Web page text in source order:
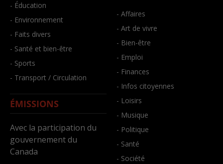
- Éducation
- Environnement
- Faits divers
- Santé et bien-être
- Sports
- Transport / Circulation
ÉMISSIONS
Avec la participation du
gouvernement du
Canada
- Affaires
- Art de vivre
- Bien-être
- Emploi
- Finances
- Infos citoyennes
- Loisirs
- Musique
- Politique
- Santé
- Société